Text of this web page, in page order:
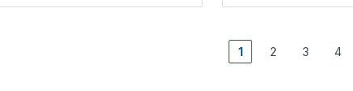
1 2 3 4